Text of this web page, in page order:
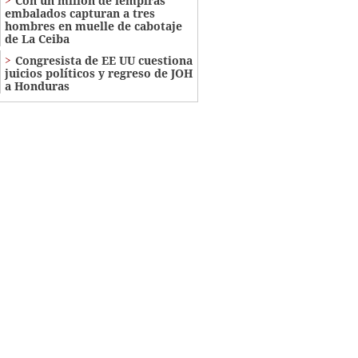
embalados capturan a tres
hombres en muelle de cabotaje
de La Ceiba
Congresista de EE UU cuestiona
juicios políticos y regreso de JOH
a Honduras